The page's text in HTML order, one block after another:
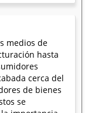
medios de
hasta
cerca del
de bienes
se